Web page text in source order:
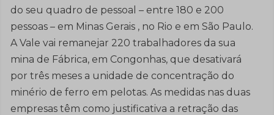
do seu quadro de pessoal – entre 180 e 200
pessoas – em Minas Gerais , no Rio e em São Paulo.
A Vale vai remanejar 220 trabalhadores da sua
mina de Fábrica, em Congonhas, que desativará
por três meses a unidade de concentração do
minério de ferro em pelotas. As medidas nas duas
empresas têm como justificativa a retração das